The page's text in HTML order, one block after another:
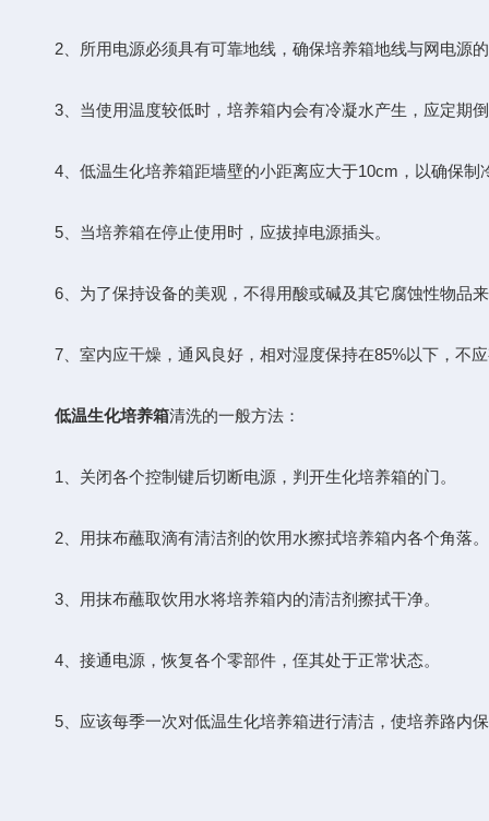
2、所用电源必须具有可靠地线，确保培养箱地线与网电源
3、当使用温度较低时，培养箱内会有冷凝水产生，应定期
4、低温生化培养箱距墙壁的小距离应大于10cm，以确保制
5、当培养箱在停止使用时，应拔掉电源插头。
6、为了保持设备的美观，不得用酸或碱及其它腐蚀性物品
7、室内应干燥，通风良好，相对湿度保持在85%以下，不
低温生化培养箱清洗的一般方法：
1、关闭各个控制键后切断电源，判开生化培养箱的门。
2、用抹布蘸取滴有清洁剂的饮用水擦拭培养箱内各个角落。
3、用抹布蘸取饮用水将培养箱内的清洁剂擦拭干净。
4、接通电源，恢复各个零部件，侄其处于正常状态。
5、应该每季一次对低温生化培养箱进行清洁，使培养路内